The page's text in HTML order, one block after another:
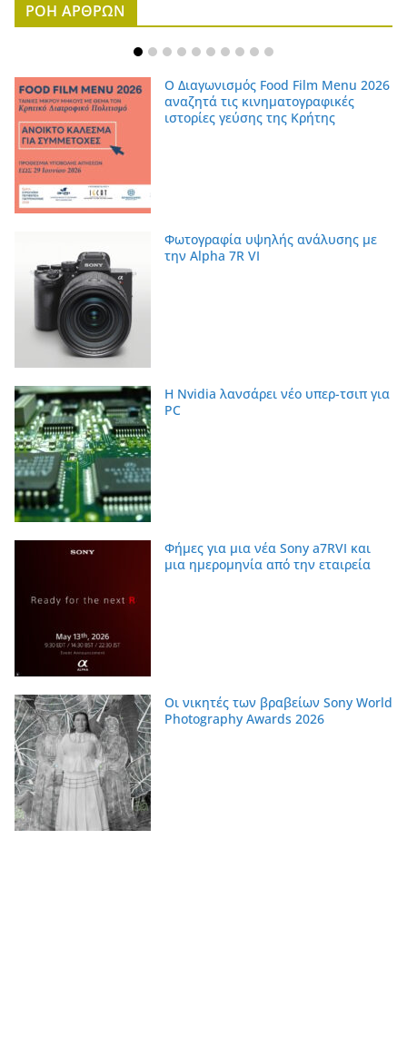
ΡΟΗ ΑΡΘΡΩΝ
Ο Διαγωνισμός Food Film Menu 2026
αναζητά τις κινηματογραφικές
ιστορίες γεύσης της Κρήτης
Φωτογραφία υψηλής ανάλυσης με
την Alpha 7R VI
Η Nvidia λανσάρει νέο υπερ-τσιπ για
PC
Φήμες για μια νέα Sony a7RVI και
μια ημερομηνία από την εταιρεία
Οι νικητές των βραβείων Sony World
Photography Awards 2026